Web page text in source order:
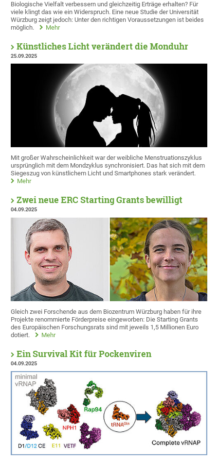
Biologische Vielfalt verbessern und gleichzeitig Erträge erhalten? Für
viele klingt das wie ein Widerspruch. Eine neue Studie der Universität
Würzburg zeigt jedoch: Unter den richtigen Voraussetzungen ist beides
möglich.
Mehr
Künstliches Licht verändert die Monduhr
25.09.2025
Mit großer Wahrscheinlichkeit war der weibliche Menstruationszyklus
ursprünglich mit dem Mondzyklus synchronisiert. Das hat sich mit dem
Siegeszug von künstlichem Licht und Smartphones stark verändert.
Mehr
Zwei neue ERC Starting Grants bewilligt
04.09.2025
Gleich zwei Forschende aus dem Biozentrum Würzburg haben für ihre
Projekte renommierte Förderpreise eingeworben: Die Starting Grants
des Europäischen Forschungsrats sind mit jeweils 1,5 Millionen Euro
dotiert.
Mehr
Ein Survival Kit für Pockenviren
04.09.2025